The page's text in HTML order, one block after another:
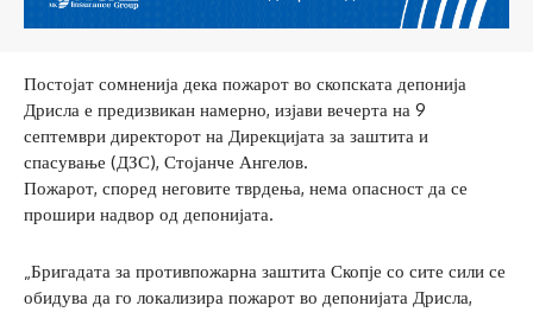
Постојат сомненија дека пожарот во скопската депонија
Дрисла е предизвикан намерно, изјави вечерта на 9
септември директорот на Дирекцијата за заштита и
спасување (ДЗС), Стојанче Ангелов.
Пожарот, според неговите тврдења, нема опасност да се
прошири надвор од депонијата.
„Бригадата за противпожарна заштита Скопје со сите сили се
обидува да го локализира пожарот во депонијата Дрисла,